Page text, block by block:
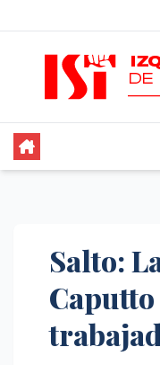
contenido
Salto: